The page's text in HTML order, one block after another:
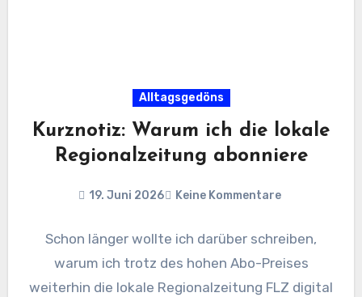
Alltagsgedöns
Kurznotiz: Warum ich die lokale
Regionalzeitung abonniere
19. Juni 2026 Keine Kommentare
Schon länger wollte ich darüber schreiben,
warum ich trotz des hohen Abo-Preises
weiterhin die lokale Regionalzeitung FLZ digital